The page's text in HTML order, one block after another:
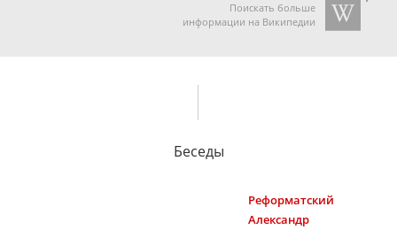
Поискать больше
информации на Википедии
Беседы
Реформатский
Александр